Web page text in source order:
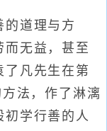
道理与方
而无益，甚至
了凡先生在第
法，作了淋漓
初学行善的人